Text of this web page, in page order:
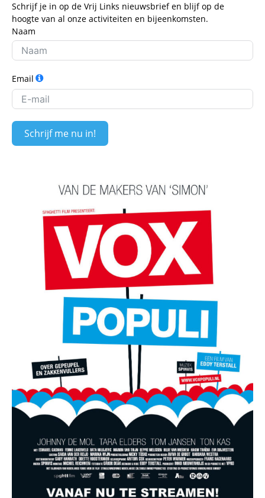
Schrijf je in op de Vrij Links nieuwsbrief en blijf op de
hoogte van al onze activiteiten en bijeenkomsten.
Naam
Email
Schrijf me nu in!